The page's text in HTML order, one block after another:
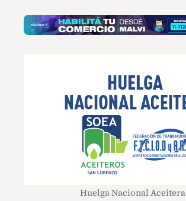
Huelga Nacional Aceitera